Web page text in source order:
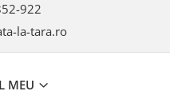
922
la-tara.ro
MEU